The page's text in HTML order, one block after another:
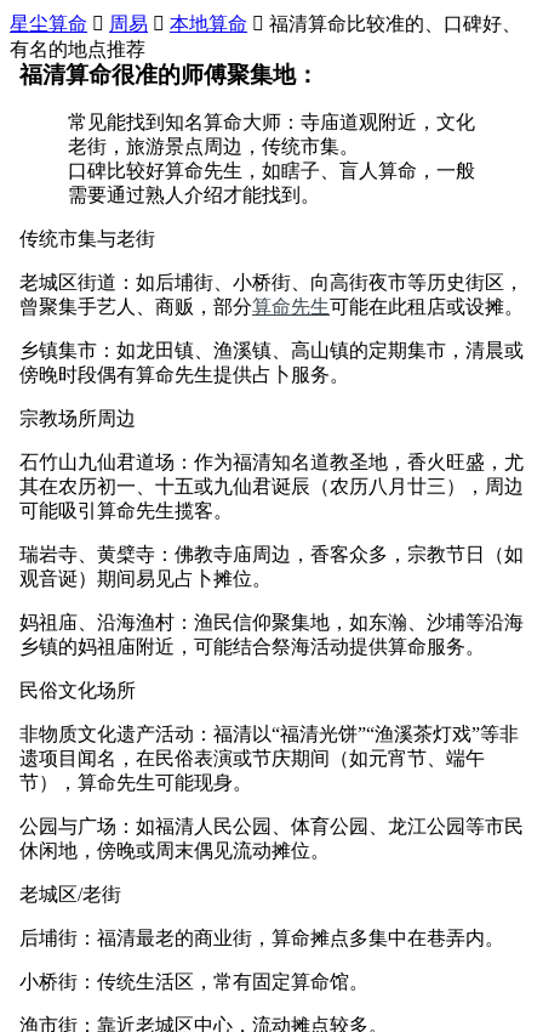
星尘算命  周易  本地算命  福清算命比较准的、口碑好、
有名的地点推荐
福清算命很准的师傅聚集地：
常见能找到知名算命大师：寺庙道观附近，文化
老街，旅游景点周边，传统市集。
口碑比较好算命先生，如瞎子、盲人算命，一般
需要通过熟人介绍才能找到。
传统市集与老街
老城区街道：如后埔街、小桥街、向高街夜市等历史街区，
曾聚集手艺人、商贩，部分算命先生可能在此租店或设摊。
乡镇集市：如龙田镇、渔溪镇、高山镇的定期集市，清晨或
傍晚时段偶有算命先生提供占卜服务。
宗教场所周边
石竹山九仙君道场：作为福清知名道教圣地，香火旺盛，尤
其在农历初一、十五或九仙君诞辰（农历八月廿三），周边
可能吸引算命先生揽客。
瑞岩寺、黄檗寺：佛教寺庙周边，香客众多，宗教节日（如
观音诞）期间易见占卜摊位。
妈祖庙、沿海渔村：渔民信仰聚集地，如东瀚、沙埔等沿海
乡镇的妈祖庙附近，可能结合祭海活动提供算命服务。
民俗文化场所
非物质文化遗产活动：福清以“福清光饼”“渔溪茶灯戏”等非
遗项目闻名，在民俗表演或节庆期间（如元宵节、端午
节），算命先生可能现身。
公园与广场：如福清人民公园、体育公园、龙江公园等市民
休闲地，傍晚或周末偶见流动摊位。
老城区/老街
后埔街：福清最老的商业街，算命摊点多集中在巷弄内。
小桥街：传统生活区，常有固定算命馆。
渔市街：靠近老城区中心，流动摊点较多。